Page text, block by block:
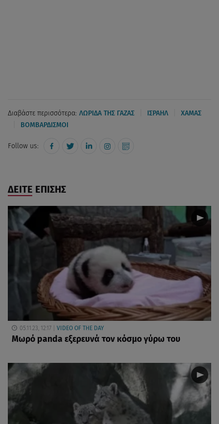
Διαβάστε περισσότερα: ΛΩΡΙΔΑ ΤΗΣ ΓΑΖΑΣ ΙΣΡΑΗΛ ΧΑΜΑΣ
ΒΟΜΒΑΡΔΙΣΜΟΙ
Follow us:
ΔΕΙΤΕ ΕΠΙΣΗΣ
05.11.23, 12:17 VIDEO OF THE DAY
Μωρό panda εξερευνά τον κόσμο γύρω του